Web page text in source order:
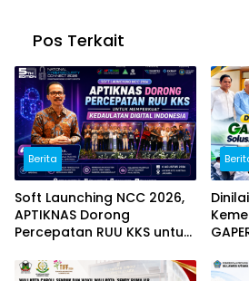
Pos Terkait
Berita
Soft Launching NCC 2026,
APTIKNAS Dorong
Percepatan RUU KKS untuk
Digital Indonesia